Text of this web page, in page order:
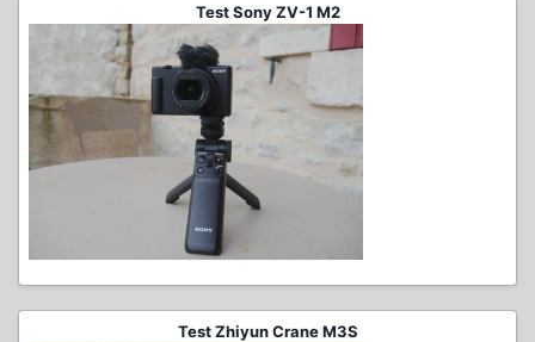
Test Sony ZV-1 M2
Test Zhiyun Crane M3S